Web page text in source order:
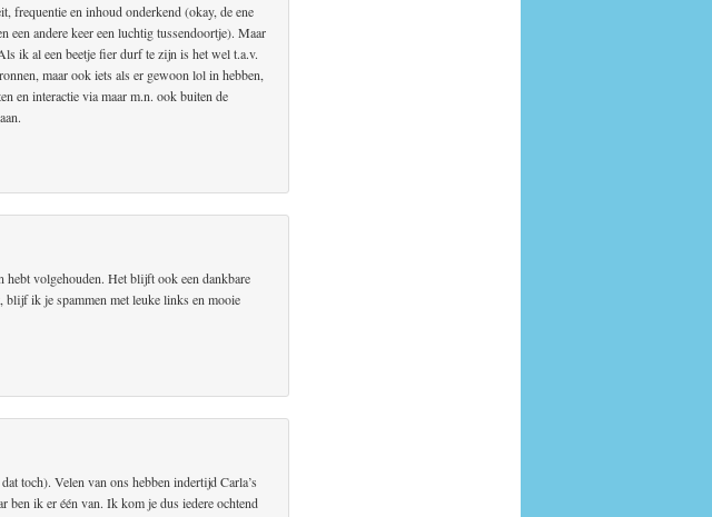
frequentie en inhoud onderkend (okay, de ene
een andere keer een luchtig tussendoortje). Maar
ik al een beetje fier durf te zijn is het wel t.a.v.
maar ook iets als er gewoon lol in hebben,
en interactie via maar m.n. ook buiten de
hebt volgehouden. Het blijft ook een dankbare
blijf ik je spammen met leuke links en mooie
toch). Velen van ons hebben indertijd Carla’s
ben ik er één van. Ik kom je dus iedere ochtend